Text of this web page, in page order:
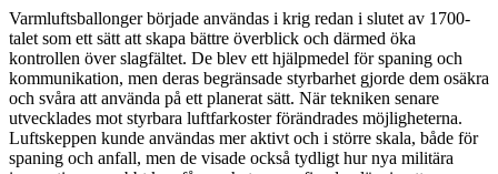
Varmluftsballonger började användas i krig redan i slutet av 1700-
talet som ett sätt att skapa bättre överblick och därmed öka
kontrollen över slagfältet. De blev ett hjälpmedel för spaning och
kommunikation, men deras begränsade styrbarhet gjorde dem osäkra
och svåra att använda på ett planerat sätt. När tekniken senare
utvecklades mot styrbara luftfarkoster förändrades möjligheterna.
Luftskeppen kunde användas mer aktivt och i större skala, både för
spaning och anfall, men de visade också tydligt hur nya militära